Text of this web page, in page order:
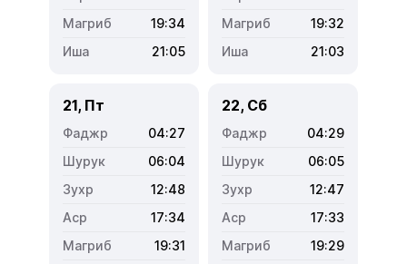
19:34
21:05
19:32
21:03
21, Пт
04:27
06:04
12:48
17:34
19:31
22, Сб
04:29
06:05
12:47
17:33
19:29